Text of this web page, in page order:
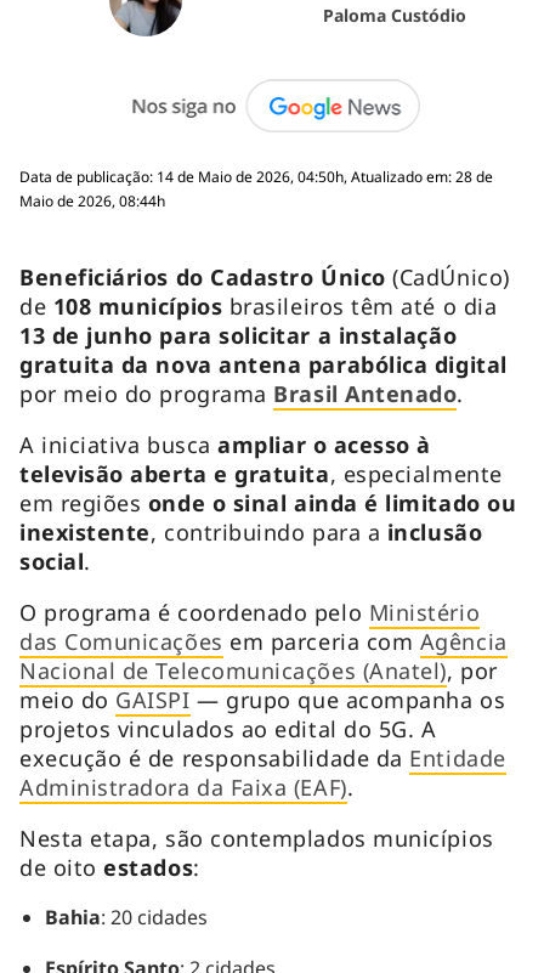
Paloma Custódio
Data de publicação: 14 de Maio de 2026, 04:50h, Atualizado em: 28 de
Maio de 2026, 08:44h
Beneficiários do Cadastro Único(CadÚnico)
de 108 municípios brasileiros têm até o dia
13 de junho para solicitar a instalação
gratuita da nova antena parabólica digital
por meio do programa Brasil Antenado.
A iniciativa buscaampliar o acesso à
televisão aberta e gratuita, especialmente
em regiões onde o sinal ainda é limitado ou
inexistente, contribuindo para a inclusão
social.
O programa é coordenado pelo Ministério
das Comunicações em parceria com Agência
Nacional de Telecomunicações (Anatel), por
meio do GAISPI — grupo que acompanha os
projetos vinculados ao edital do 5G. A
execução é de responsabilidade da Entidade
Administradora da Faixa (EAF).
Nesta etapa, são contemplados municípios
de oitoestados:
Bahia: 20 cidades